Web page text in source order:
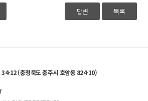
답변 목록
34-12 (충청북도 충주시 호암동 824-10)